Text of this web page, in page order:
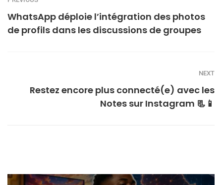
WhatsApp déploie l’intégration des photos
de profils dans les discussions de groupes
NEXT
Restez encore plus connecté(e) avec les
Notes sur Instagram 📃📱